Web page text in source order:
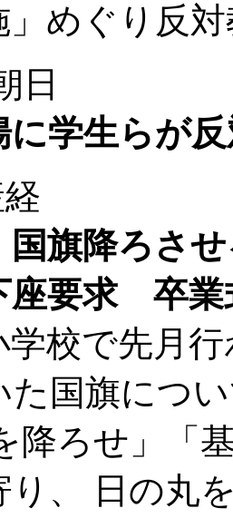
」めぐり反
日
に学生らが
国旗降ろさ
座要求 卒
学校で先月
た国旗につ
降ろせ」「
り、 日の丸